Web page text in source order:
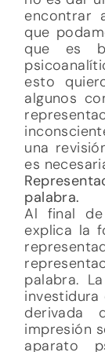
encontrar
que
que es
esto
algunos
una
es
palabra.
Al final de
explica la
palabra.
derivada
impresión
aparato